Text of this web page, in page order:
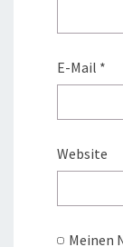
E-Mail *
Website
Meinen